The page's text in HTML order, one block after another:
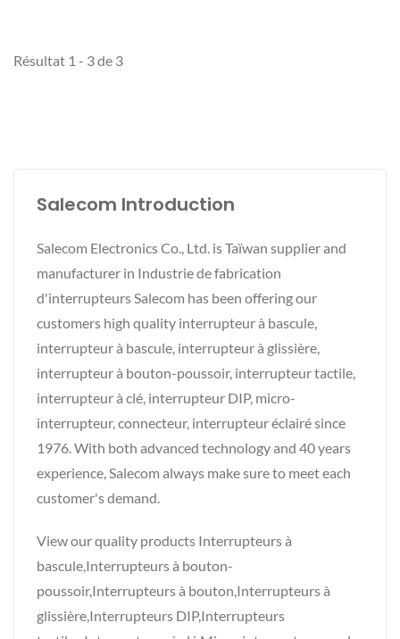
Résultat 1 - 3 de 3
Salecom Introduction
Salecom Electronics Co., Ltd. is Taïwan supplier and
manufacturer in Industrie de fabrication
d'interrupteurs Salecom has been offering our
customers high quality interrupteur à bascule,
interrupteur à bascule, interrupteur à glissière,
interrupteur à bouton-poussoir, interrupteur tactile,
interrupteur à clé, interrupteur DIP, micro-
interrupteur, connecteur, interrupteur éclairé since
1976. With both advanced technology and 40 years
experience, Salecom always make sure to meet each
customer's demand.
View our quality products Interrupteurs à
bascule,Interrupteurs à bouton-
poussoir,Interrupteurs à bouton,Interrupteurs à
glissière,Interrupteurs DIP,Interrupteurs